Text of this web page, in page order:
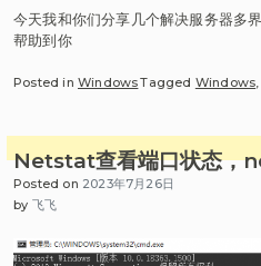
今天我和你们分享几个解决服务器多
帮助到你
Posted inWindowsTagged Windows,
Netstat查看端口状态，
Posted on 2023年7月26日
by 飞飞